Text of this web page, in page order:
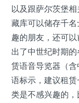
以及跟萨尔茨堡
藏库可以储存千
趣的朋友，还可
出了中世纪时期
赁语音导览器（
语标示，建议租
类是不感兴趣的